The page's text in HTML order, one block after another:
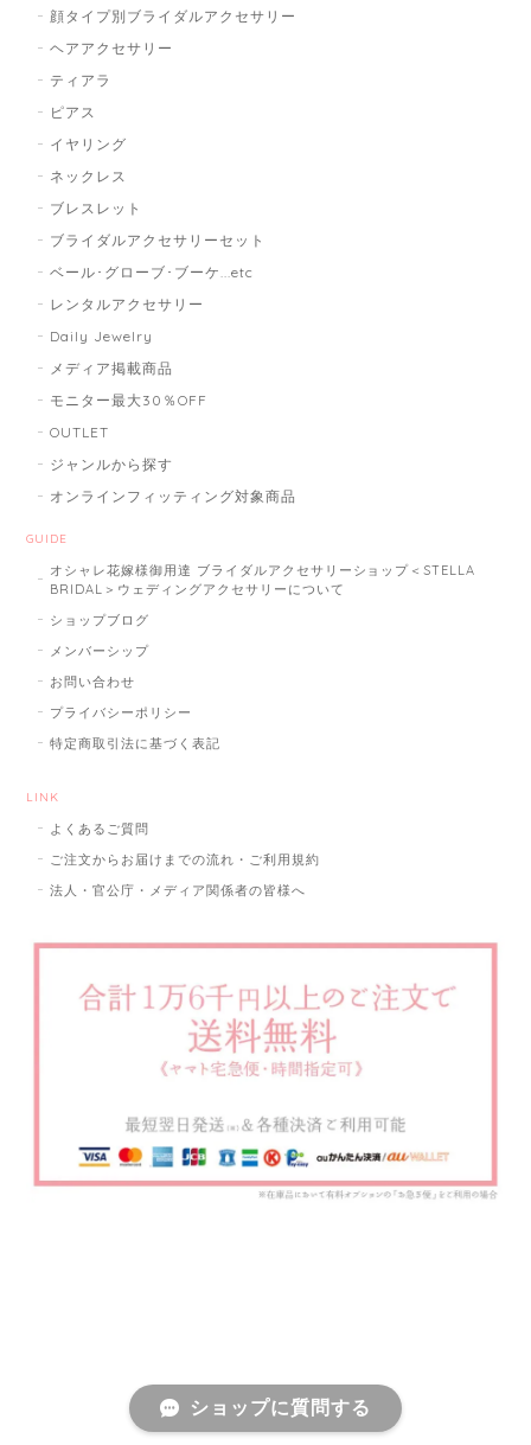
顔タイプ別ブライダルアクセサリー
ヘアアクセサリー
ティアラ
ピアス
イヤリング
ネックレス
ブレスレット
ブライダルアクセサリーセット
ベール･グローブ･ブーケ...etc
レンタルアクセサリー
Daily Jewelry
メディア掲載商品
モニター最大30％OFF
OUTLET
ジャンルから探す
オンラインフィッティング対象商品
GUIDE
オシャレ花嫁様御用達 ブライダルアクセサリーショップ＜STELLA
BRIDAL＞ウェディングアクセサリーについて
ショップブログ
メンバーシップ
お問い合わせ
プライバシーポリシー
特定商取引法に基づく表記
LINK
よくあるご質問
ご注文からお届けまでの流れ・ご利用規約
法人・官公庁・メディア関係者の皆様へ
ショップに質問する